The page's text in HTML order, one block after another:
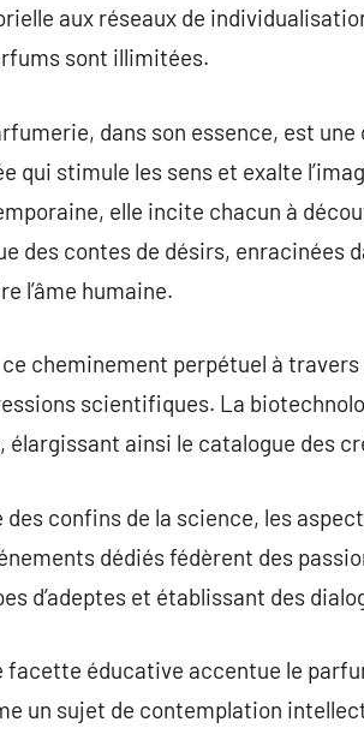
aux réseaux de
sont illimitées.
dans son essence, est
qui stimule les sens et exalte
elle incite chacun à
des contes de désirs, enracinées
l’âme humaine.
ce cheminement perpétuel à
scientifiques. La
élargissant ainsi le catalogue des
des confins de la science, les
dédiés fédèrent des
d’adeptes et établissant des
facette éducative accentue le
un sujet de contemplation